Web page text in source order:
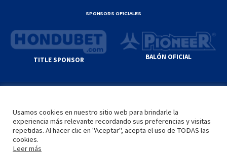
SPONSORS OFICIALES
TITLE SPONSOR BALÓN OFICIAL
YOUTUBE TERMS OF SERVICE
PRIVACY POLICY
POLÍTICA DE PRIVACIDAD
Usamos cookies en nuestro sitio web para brindarle la
experiencia más relevante recordando sus preferencias y visitas
repetidas. Al hacer clic en "Aceptar", acepta el uso de TODAS las
cookies.
Leer más